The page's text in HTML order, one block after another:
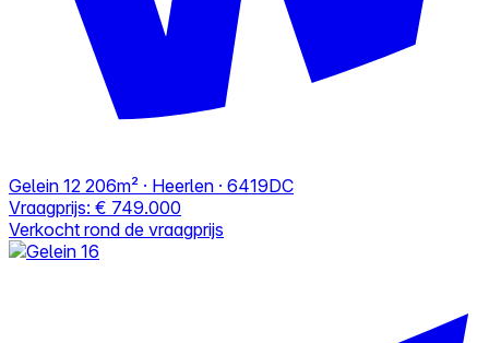
Gelein 12 206m² · Heerlen · 6419DC
Vraagprijs: € 749.000
Verkocht rond de vraagprijs